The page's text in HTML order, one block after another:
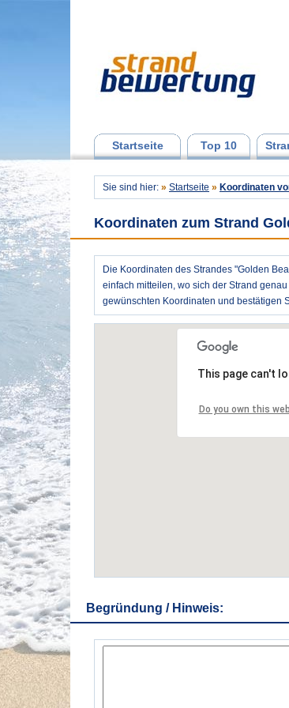
Startseite Top 10
Sie sind hier: » Startseite » Koordinaten
Koordinaten zum Strand
Die Koordinaten des Strandes "Golden
einfach mitteilen, wo sich der Strand
gewünschten Koordinaten und bestätigen
This page can't
Do you own this
Begründung / Hinweis: